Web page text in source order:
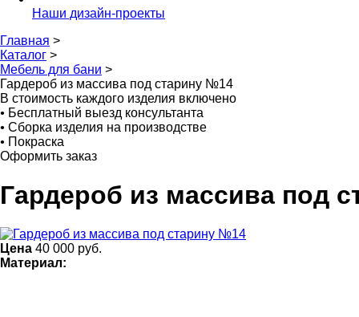
Наши дизайн-проекты
Главная >
Каталог >
Мебель для бани >
Гардероб из массива под старину №14
В стоимость каждого изделия включено
• Бесплатный выезд консультанта
• Сборка изделия на производстве
• Покраска
Оформить заказ
Гардероб из массива под
Цена 40 000 руб.
Материал: